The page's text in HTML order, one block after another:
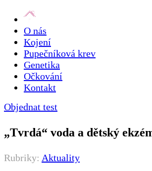
O nás
Kojení
Pupečníková krev
Genetika
Očkování
Kontakt
Objednat test
„Tvrdá“ voda a dětský
Rubriky: Aktuality